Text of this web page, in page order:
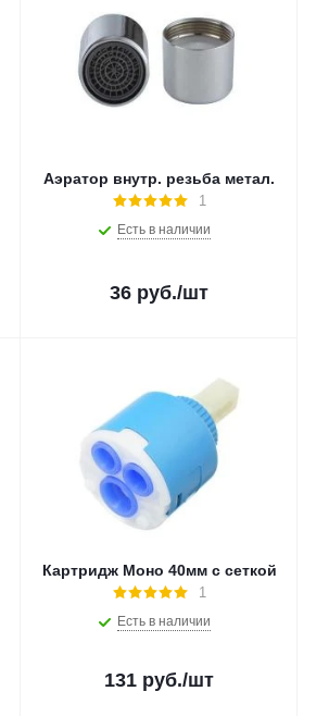
Аэратор внутр. резьба метал.
1
Есть в наличии
36 руб./шт
Картридж Моно 40мм с сеткой
1
Есть в наличии
131 руб./шт